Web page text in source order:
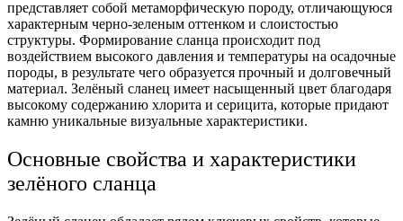
представляет собой метаморфическую породу, отличающуюся
характерным черно-зеленым оттенком и слоистостью
структуры. Формирование сланца происходит под
воздействием высокого давления и температуры на осадочные
породы, в результате чего образуется прочный и долговечный
материал. Зелёный сланец имеет насыщенный цвет благодаря
высокому содержанию хлорита и серицита, которые придают
камню уникальные визуальные характеристики.
Основные свойства и характеристики
зелёного сланца